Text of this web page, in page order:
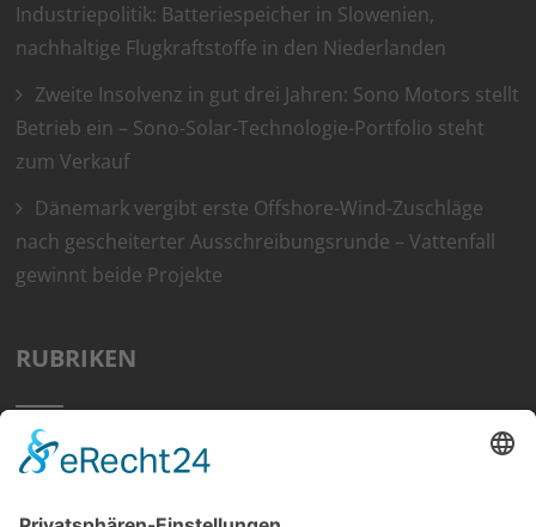
Industriepolitik: Batteriespeicher in Slowenien,
nachhaltige Flugkraftstoffe in den Niederlanden
Zweite Insolvenz in gut drei Jahren: Sono Motors stellt
Betrieb ein – Sono-Solar-Technologie-Portfolio steht
zum Verkauf
Dänemark vergibt erste Offshore-Wind-Zuschläge
nach gescheiterter Ausschreibungsrunde – Vattenfall
gewinnt beide Projekte
RUBRIKEN
Home